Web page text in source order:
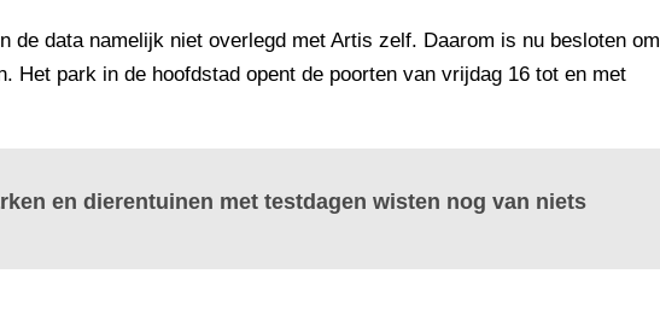
de data namelijk niet overlegd met Artis zelf. Daarom is nu besloten om
Het park in de hoofdstad opent de poorten van vrijdag 16 tot en met
en dierentuinen met testdagen wisten nog van niets